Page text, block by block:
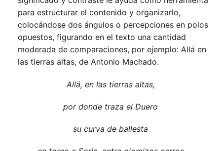
para estructurar el contenido y organizarlo,
colocándose dos ángulos o percepciones en polos
opuestos, figurando en el texto una cantidad
moderada de comparaciones, por ejemplo: Allá en
las tierras altas, de Antonio Machado.
Allá, en las tierras altas,
por donde traza el Duero
su curva de ballesta